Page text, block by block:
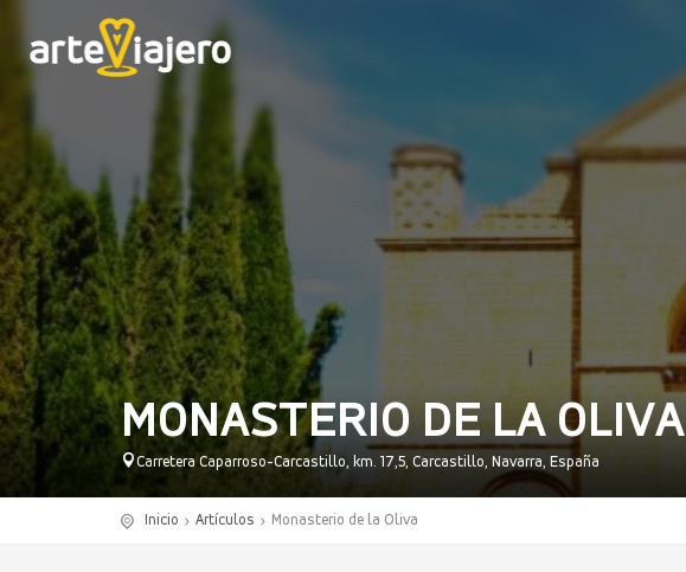
MONASTERIO DE LA OLIVA
Carretera Caparroso-Carcastillo, km. 17,5, Carcastillo, Navarra, España
Inicio Artículos Monasterio de la Oliva